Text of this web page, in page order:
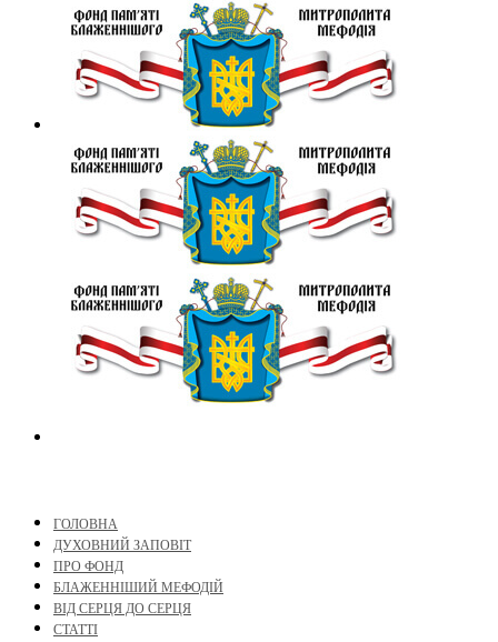
ГОЛОВНА
ДУХОВНИЙ ЗАПОВІТ
ПРО ФОНД
БЛАЖЕННІШИЙ МЕФОДІЙ
ВІД СЕРЦЯ ДО СЕРЦЯ
СТАТТІ